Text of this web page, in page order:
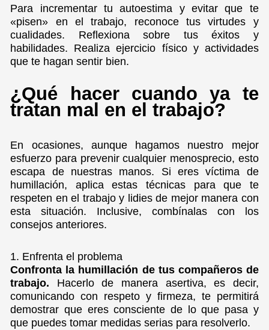
Para incrementar tu autoestima y evitar que te
«pisen» en el trabajo, reconoce tus virtudes y
cualidades. Reflexiona sobre tus éxitos y
habilidades. Realiza ejercicio físico y actividades
que te hagan sentir bien.
¿Qué hacer cuando ya te
tratan mal en el trabajo?
En ocasiones, aunque hagamos nuestro mejor
esfuerzo para prevenir cualquier menosprecio, esto
escapa de nuestras manos. Si eres víctima de
humillación, aplica estas técnicas para que te
respeten en el trabajo y lidies de mejor manera con
esta situación. Inclusive, combínalas con los
consejos anteriores.
1. Enfrenta el problema
Confronta la humillación de tus compañeros de
trabajo. Hacerlo de manera asertiva, es decir,
comunicando con respeto y firmeza, te permitirá
demostrar que eres consciente de lo que pasa y
que puedes tomar medidas serias para resolverlo.